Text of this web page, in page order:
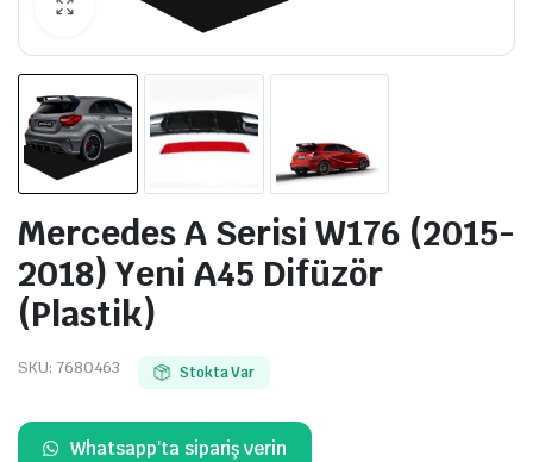
Mercedes A Serisi W176 (2015-
2018) Yeni A45 Difüzör
(Plastik)
SKU: 7680463 Stokta Var
Whatsapp'ta sipariş verin